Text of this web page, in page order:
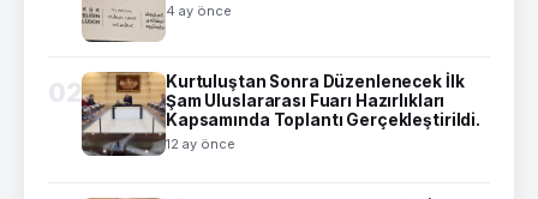
4 ay önce
02
Kurtuluştan Sonra Düzenlenecek İlk
Şam Uluslararası Fuarı Hazırlıkları
Kapsamında Toplantı Gerçekleştirildi.
12 ay önce